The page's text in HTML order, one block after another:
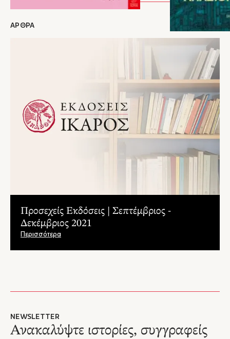
ΑΡΘΡΑ
Προσεχείς Εκδόσεις | Σεπτέμβριος -
Δεκέμβριος 2021
Περισσότερα
NEWSLETTER
Ανακαλύψτε ιστορίες, συγγραφείς